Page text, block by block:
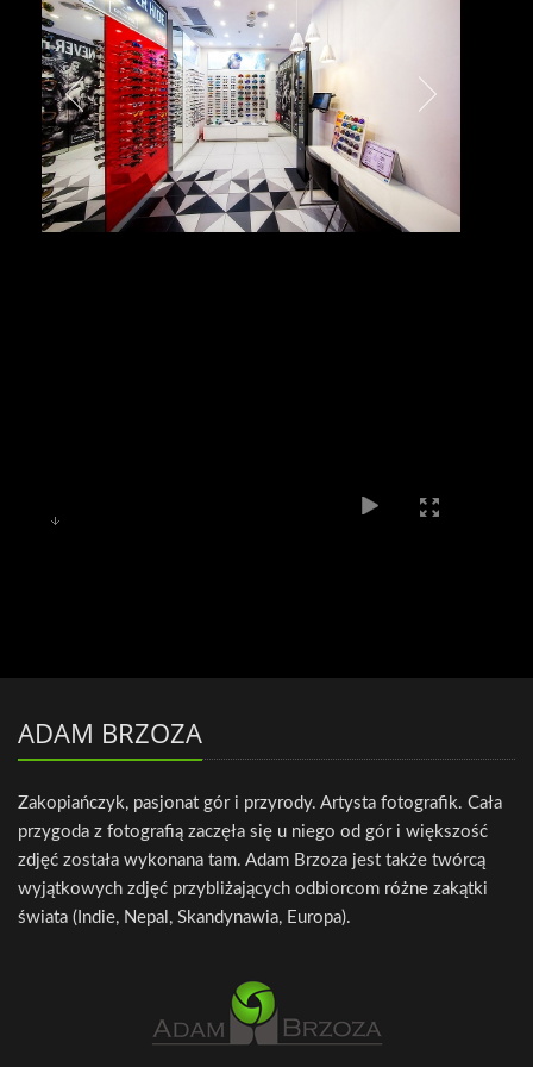
ADAM BRZOZA
Zakopiańczyk, pasjonat gór i przyrody. Artysta fotografik. Cała
przygoda z fotografią zaczęła się u niego od gór i większość
zdjęć została wykonana tam. Adam Brzoza jest także twórcą
wyjątkowych zdjęć przybliżających odbiorcom różne zakątki
świata (Indie, Nepal, Skandynawia, Europa).